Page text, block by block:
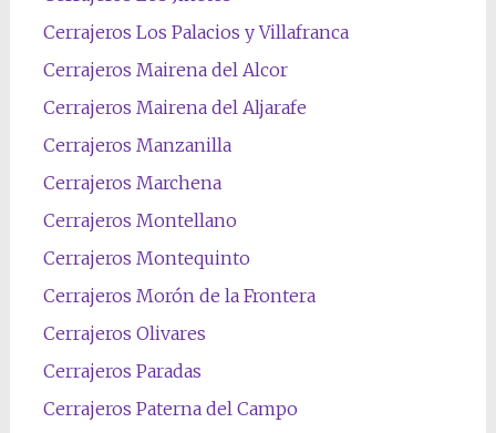
Cerrajeros Los Palacios y Villafranca
Cerrajeros Mairena del Alcor
Cerrajeros Mairena del Aljarafe
Cerrajeros Manzanilla
Cerrajeros Marchena
Cerrajeros Montellano
Cerrajeros Montequinto
Cerrajeros Morón de la Frontera
Cerrajeros Olivares
Cerrajeros Paradas
Cerrajeros Paterna del Campo